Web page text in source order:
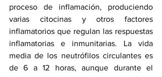
proceso de inflamación, produciendo
varias citocinas y otros factores
inflamatorios que regulan las respuestas
inflamatorias e inmunitarias. La vida
media de los neutrófilos circulantes es
de 6 a 12 horas, aunque durante el